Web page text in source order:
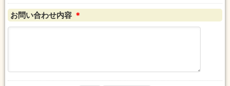
お問い合わせ内容 ＊